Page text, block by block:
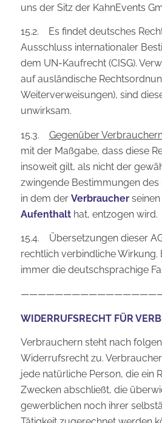
uns der Sitz der KahnEvents
15.2. Es findet deutsches
Ausschluss internationaler
dem UN-Kaufrecht (CISG).
auf ausländische
Weiterverweisungen), sind
unwirksam.
15.3. Gegenüber
mit der Maßgabe, dass diese
insoweit gilt, als nicht der
zwingende Bestimmungen des
in dem der Verbraucherseinen
Aufenthalthat, entzogen wird.
15.4. Übersetzungen dieser
rechtlich verbindliche Wirkung.
immer die deutschsprachige
WIDERRUFSRECHT FÜR
Verbrauchern steht nach
Widerrufsrecht zu.
jede natürliche Person, die ein
Zwecken abschließt, die
gewerblichen noch ihrer